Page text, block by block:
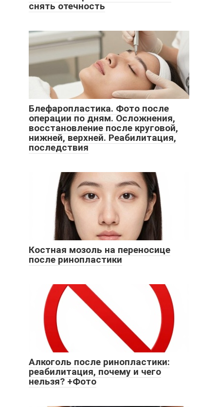
снять отечность
Блефаропластика. Фото после
операции по дням. Осложнения,
восстановление после круговой,
нижней, верхней. Реабилитация,
последствия
Костная мозоль на переносице
после ринопластики
Алкоголь после ринопластики:
реабилитация, почему и чего
нельзя? +Фото